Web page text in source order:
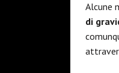
Alcune
di